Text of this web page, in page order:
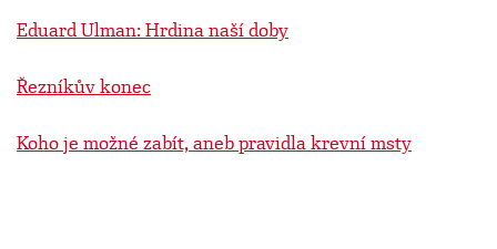
Eduard Ulman: Hrdina naší doby
Řezníkův konec
Koho je možné zabít, aneb pravidla krevní msty